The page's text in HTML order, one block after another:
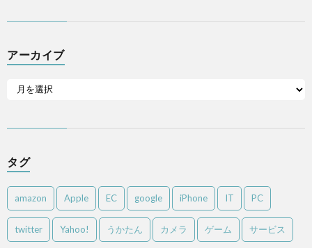
アーカイブ
タグ
amazon Apple EC google iPhone IT PC
twitter Yahoo! うかたん カメラ ゲーム サービス